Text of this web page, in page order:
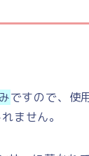
ですので、使
ません。